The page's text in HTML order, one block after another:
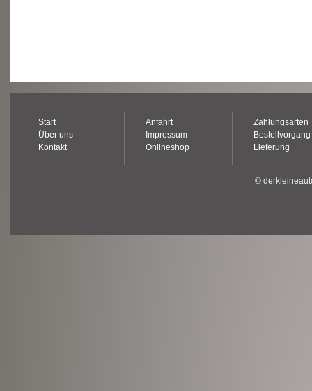
Start
Über uns
Kontakt
Anfahrt
Impressum
Onlineshop
Zahlungsarten
Bestellvorgang
Lieferung
©